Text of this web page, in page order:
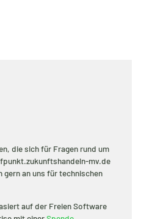
die sich für Fragen rund um
mv.de
gern an uns für technischen
auf der Freien Software